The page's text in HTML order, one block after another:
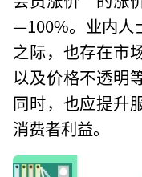
—100%。业内人
之际，也存在市
以及价格不透明
同时，也应提升
消费者利益。